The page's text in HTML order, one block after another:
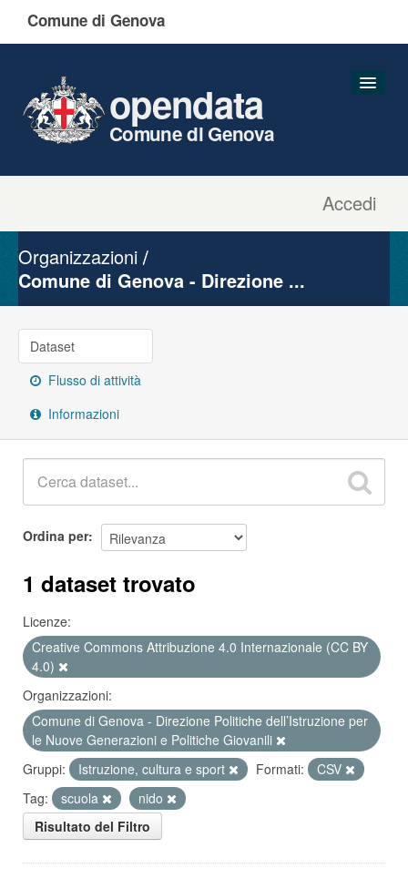
Comune di Genova
Accedi
opendata
Comune di Genova
Gruppi
Organizzazioni
Comune di Genova - Direzione ...
Dataset
Flusso di attività
Informazioni
Ordina per
1 dataset trovato
Licenze:
Creative Commons Attribuzione 4.0 Internazionale (CC BY
4.0)
Organizzazioni:
Comune di Genova - Direzione Politiche dell’Istruzione per
le Nuove Generazioni e Politiche Giovanili
Gruppi:
Istruzione, cultura e sport Formati:
CSV
Tag:
scuola
nido
Risultato del Filtro